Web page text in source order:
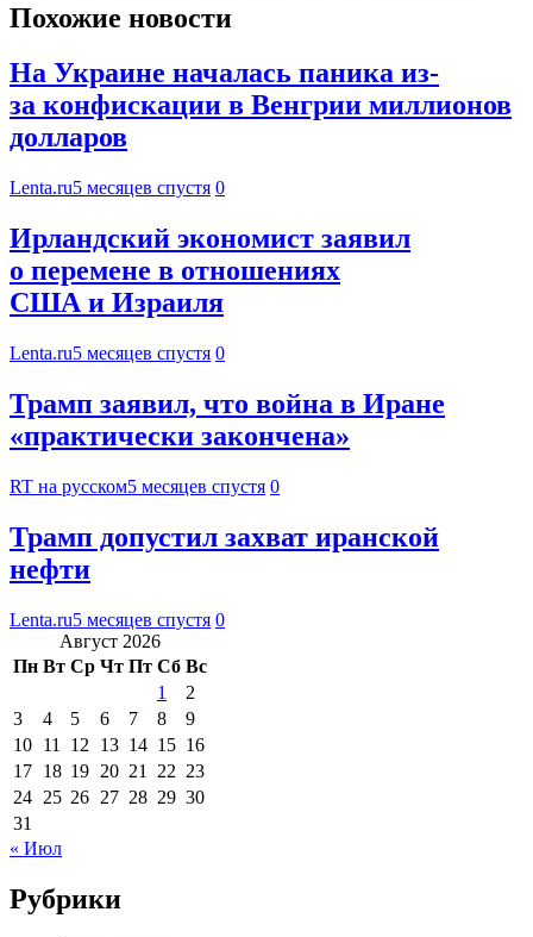
Похожие новости
На Украине началась паника из-
за конфискации в Венгрии миллионов
долларов
Lenta.ru5 месяцев спустя 0
Ирландский экономист заявил
о перемене в отношениях
США и Израиля
Lenta.ru5 месяцев спустя 0
Трамп заявил, что война в Иране
«практически закончена»
RT на русском5 месяцев спустя 0
Трамп допустил захват иранской
нефти
Lenta.ru5 месяцев спустя 0
Август 2026
Пн Вт Ср Чт Пт Сб Вс
1
2
3
4 5 6 7 8
9
10 11 12 13 14 15 16
17 18 19 20 21 22 23
24 25 26 27 28 29 30
31
« Июл
Рубрики